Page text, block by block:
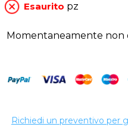
Esaurito pz
Momentaneamente non
Richiedi un preventivo per